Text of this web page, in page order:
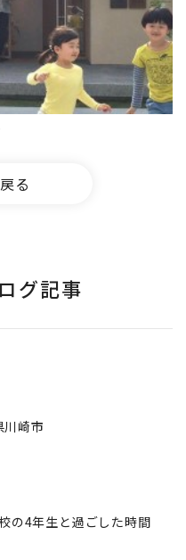
る
グ記事
崎市
の4年生と過ごした時間